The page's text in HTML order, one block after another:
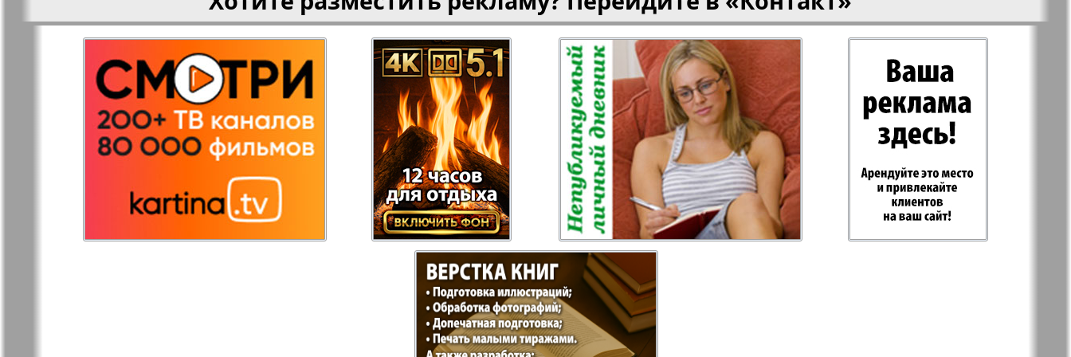
Остров там и тут
Panorama
Отдыхай-Купи-
продай
Партнер-север
Переселенец Подруга
Пражский
телеграф
Пражский
экспресс
PRO Women
Europe
Районка-Nord-Ost-
Bremen-NRW
Районка-Süd-West
Районка-Nord-Ost-
Bremen
Районка-West Регион
Рейнская газета
Русская Мысль